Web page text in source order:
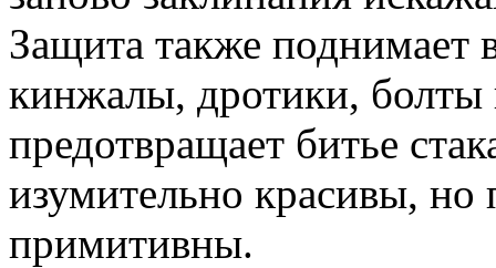
Защита также поднимает
кинжалы, дротики, болты
предотвращает битье
изумительно красивы,
примитивны.